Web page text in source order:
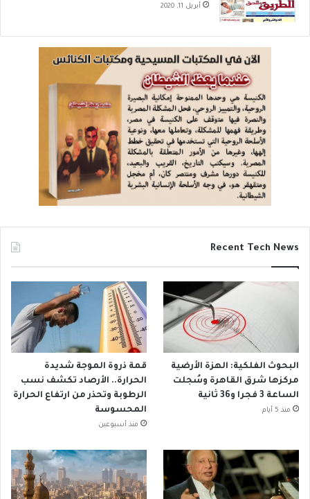
أبريل 11, 2020
Recent Tech News
البحوث الفلكية: الهزة الأرضية
مركزها شرق القاهرة وسُجلت
الساعة 3 فجرا و36 ثانية
منذ 5 أيام
قمة ذروة الموجة شديدة
الحرارة.. الأرصاد تكشف نسب
الرطوبة وتحذر من ارتفاع الحرارة
المحسوسة
منذ أسبوعين